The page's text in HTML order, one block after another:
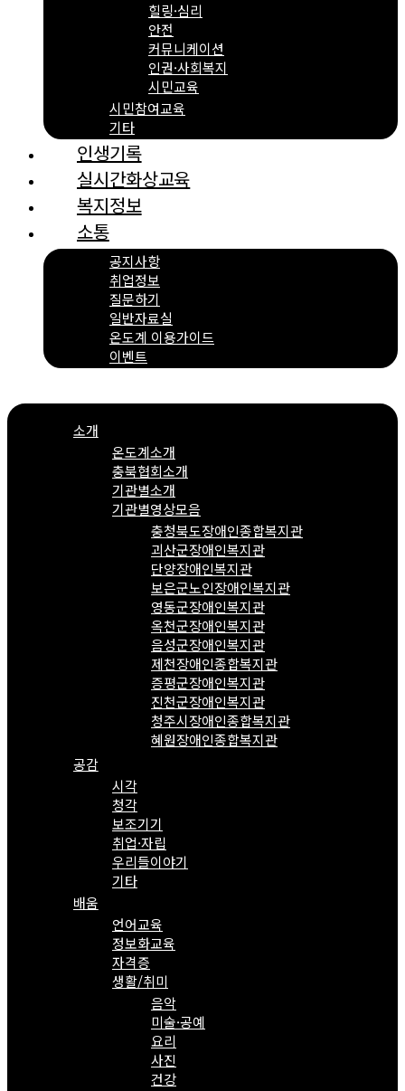
힐링·심리
안전
커뮤니케이션
인권·사회복지
시민교육
시민참여교육
기타
인생기록
실시간화상교육
복지정보
소통
공지사항
취업정보
질문하기
일반자료실
온도계 이용가이드
이벤트
소개
온도계소개
충북협회소개
기관별소개
기관별영상모음
충청북도장애인종합복지관
괴산군장애인복지관
단양장애인복지관
보은군노인장애인복지관
영동군장애인복지관
옥천군장애인복지관
음성군장애인복지관
제천장애인종합복지관
증평군장애인복지관
진천군장애인복지관
청주시장애인종합복지관
혜원장애인종합복지관
공감
시각
청각
보조기기
취업·자립
우리들이야기
기타
배움
언어교육
정보화교육
자격증
생활/취미
음악
미술·공예
요리
사진
건강